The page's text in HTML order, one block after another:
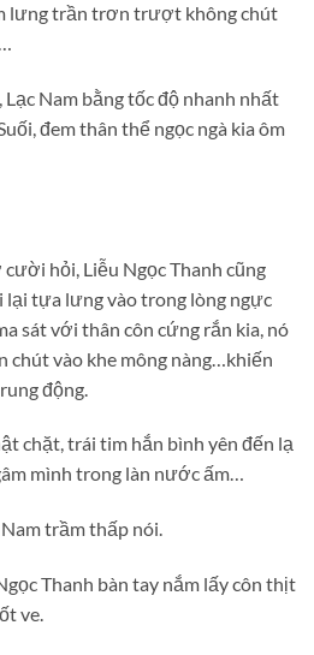
lưng trần trơn trượt không chút
Nam bằng tốc độ nhanh nhất
đem thân thể ngọc ngà kia ôm
hỏi, Liễu Ngọc Thanh cũng
lại tựa lưng vào trong lòng ngực
sát với thân côn cứng rắn kia, nó
chút vào khe mông nàng…khiến
động.
chặt, trái tim hắn bình yên đến lạ
mình trong làn nước ấm…
trầm thấp nói.
Thanh bàn tay nắm lấy côn thịt
ve.